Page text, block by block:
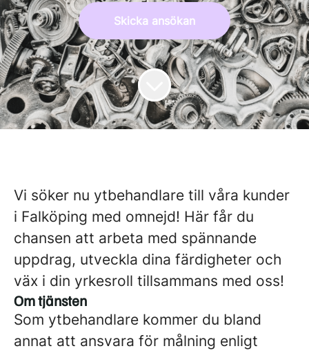
Skicka ansökan
Vi söker nu ytbehandlare till våra kunder
i Falköping med omnejd! Här får du
chansen att arbeta med spännande
uppdrag, utveckla dina färdigheter och
väx i din yrkesroll tillsammans med oss!
Om tjänsten
Som ytbehandlare kommer du bland
annat att ansvara för målning enligt